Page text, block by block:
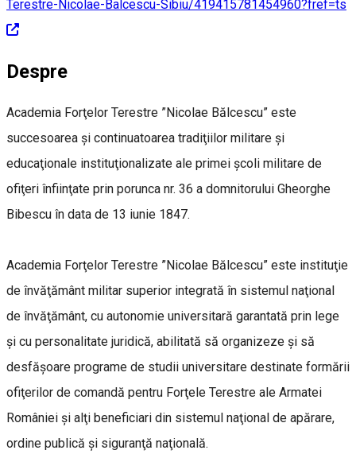
Terestre-Nicolae-Balcescu-Sibiu/419415781454960?fref=ts
Despre
Academia Forţelor Terestre ”Nicolae Bălcescu” este
succesoarea şi continuatoarea tradiţiilor militare şi
educaţionale instituţionalizate ale primei şcoli militare de
ofiţeri înfiinţate prin porunca nr. 36 a domnitorului Gheorghe
Bibescu în data de 13 iunie 1847.
Academia Forţelor Terestre ”Nicolae Bălcescu” este instituţie
de învăţământ militar superior integrată în sistemul naţional
de învăţământ, cu autonomie universitară garantată prin lege
şi cu personalitate juridică, abilitată să organizeze şi să
desfăşoare programe de studii universitare destinate formării
ofiţerilor de comandă pentru Forţele Terestre ale Armatei
României şi alţi beneficiari din sistemul naţional de apărare,
ordine publică şi siguranţă naţională.